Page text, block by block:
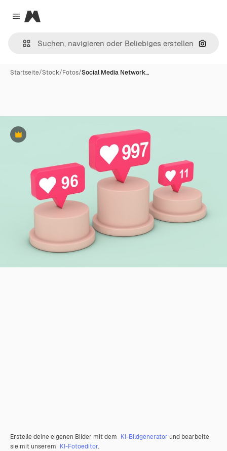
Close menu
Magnific
Nach
Startseite/Stock/Fotos/Social Media Network…
Premium
Erstelle deine eigenen Bilder mit dem KI-Bildgenerator und bearbeite
sie mit unserem KI-Fotoeditor.